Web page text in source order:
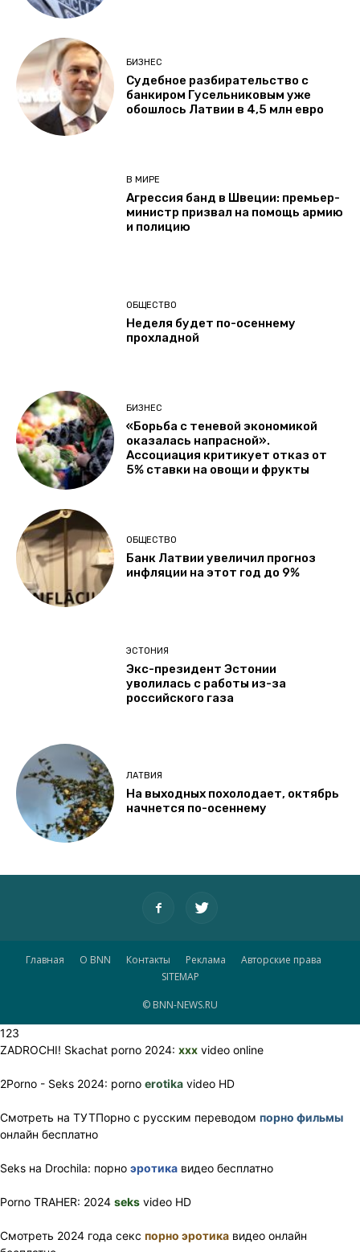
БИЗНЕС
Судебное разбирательство с
банкиром Гусельниковым уже
обошлось Латвии в 4,5 млн евро
В МИРЕ
Агрессия банд в Швеции: премьер-
министр призвал на помощь армию
и полицию
ОБЩЕСТВО
Неделя будет по-осеннему
прохладной
БИЗНЕС
«Борьба с теневой экономикой
оказалась напрасной».
Ассоциация критикует отказ от
5% ставки на овощи и фрукты
ОБЩЕСТВО
Банк Латвии увеличил прогноз
инфляции на этот год до 9%
ЭСТОНИЯ
Экс-президент Эстонии
уволилась с работы из-за
российского газа
ЛАТВИЯ
На выходных похолодает, октябрь
начнется по-осеннему
Главная О BNN Контакты Реклама
Авторские права
SITEMAP
© BNN-NEWS.RU
123
ZADROCHI! Skachat porno 2024: xxx video online
2Porno - Seks 2024: porno erotika video HD
Смотреть на ТУТПорно с русским переводом порно фильмы
онлайн бесплатно
Seks на Drochila: порно эротика видео бесплатно
Porno TRAHER: 2024 seks video HD
Смотреть 2024 года секс порно эротика видео онлайн